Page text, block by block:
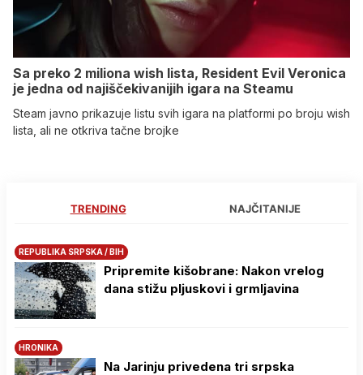
Sa preko 2 miliona wish lista, Resident Evil Veronica
je jedna od najiščekivanijih igara na Steamu
Steam javno prikazuje listu svih igara na platformi po broju wish
lista, ali ne otkriva tačne brojke
TRENDING NAJČITANIJE
REPUBLIKA SRPSKA / BIH
Pripremite kišobrane: Nakon vrelog
dana stižu pljuskovi i grmljavina
HRONIKA
Na Јarinju privedena tri srpska